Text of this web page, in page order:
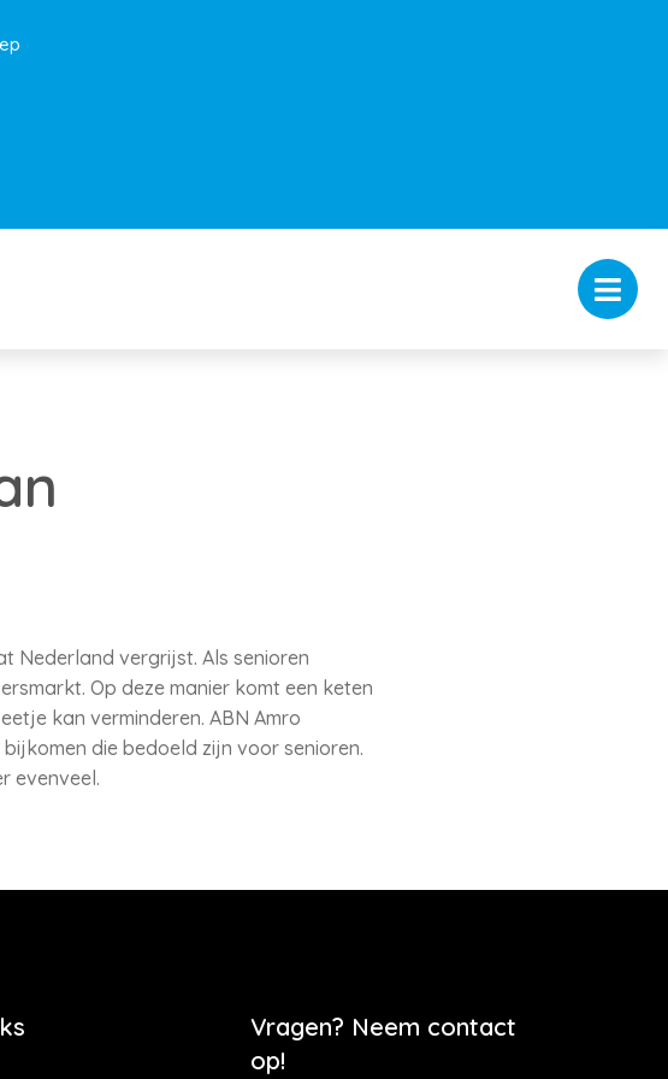
Nederland vergrijst. Als senioren
Op deze manier komt een keten
kan verminderen. ABN Amro
die bedoeld zijn voor senioren.
evenveel.
Vragen? Neem contact
op!